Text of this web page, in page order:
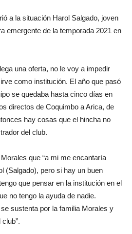
a la situación Harol Salgado, joven
emergente de la temporada 2021 en
una oferta, no le voy a impedir
como institución. El año que pasó
se quedaba hasta cinco días en
directos de Coquimbo a Arica, de
hay cosas que el hincha no
del club.
que “a mi me encantaría
(Salgado), pero si hay un buen
que pensar en la institución en el
no tengo la ayuda de nadie.
sustenta por la familia Morales y